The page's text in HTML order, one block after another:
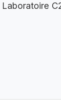
Laboratoire